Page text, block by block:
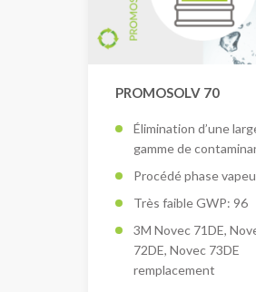
PROMOSOLV 70
Élimination d’une
gamme de
Procédé phase
Très faible GWP: 96
3M Novec 71DE,
72DE, Novec 73DE
remplacement